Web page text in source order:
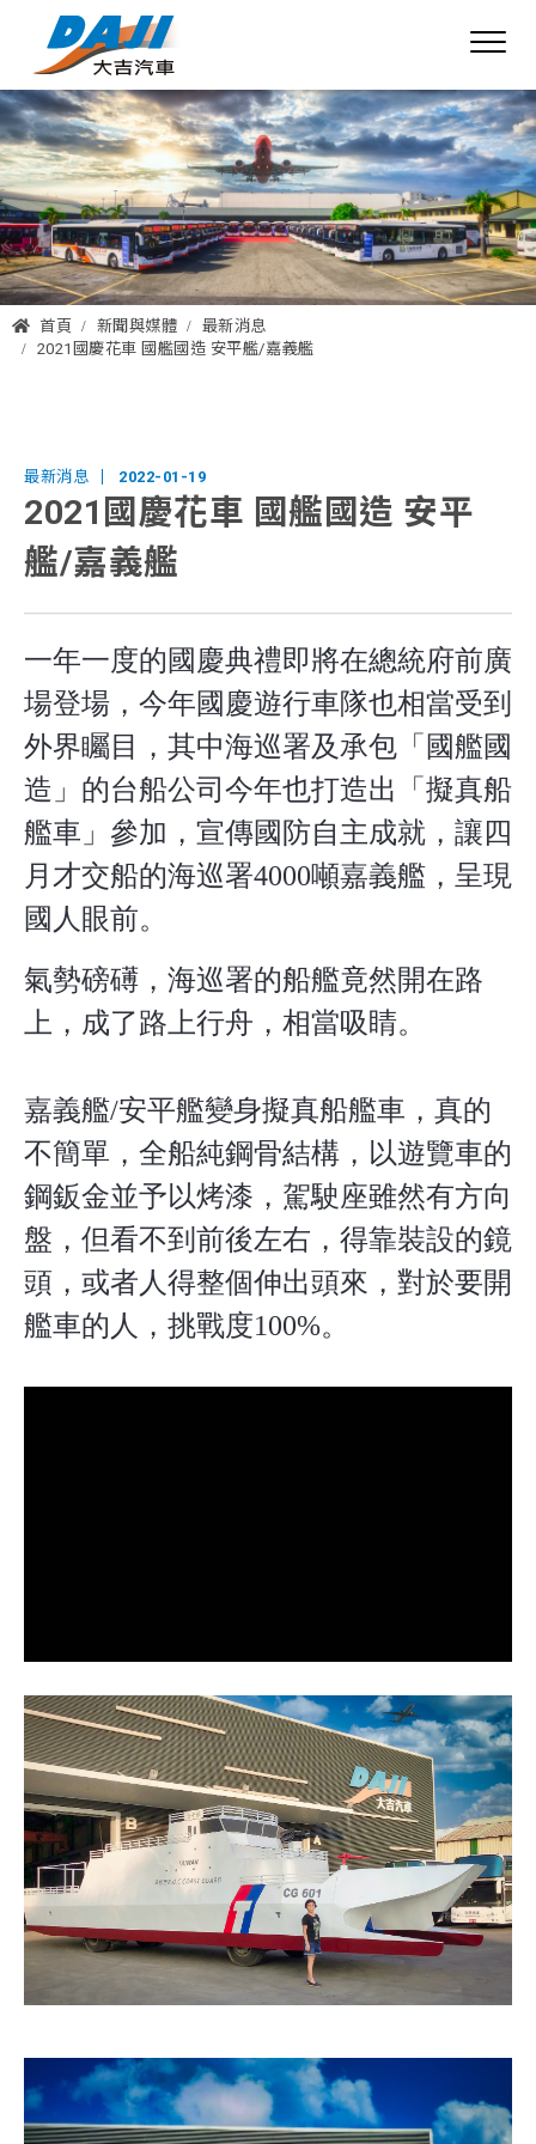
首頁 新聞與媒體
最新消息
2021國慶花車 國艦國造 安平艦/嘉義艦
最新消息 2022-01-19
2021國慶花車 國艦國造 安平
艦/嘉義艦
一年一度的國慶典禮即將在總統府前廣
場登場，今年國慶遊行車隊也相當受到
外界矚目，其中海巡署及承包「國艦國
造」的台船公司今年也打造出「擬真船
艦車」參加，宣傳國防自主成就，讓四
月才交船的海巡署4000噸嘉義艦，呈現
國人眼前。
氣勢磅礡，海巡署的船艦竟然開在路
上，成了路上行舟，相當吸睛。
嘉義艦/安平艦變身擬真船艦車，真的
不簡單，全船純鋼骨結構，以遊覽車的
鋼鈑金並予以烤漆，駕駛座雖然有方向
盤，但看不到前後左右，得靠裝設的鏡
頭，或者人得整個伸出頭來，對於要開
艦車的人，挑戰度100%。